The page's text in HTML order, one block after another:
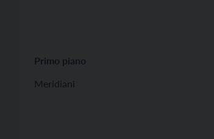
Primo piano
Meridiani